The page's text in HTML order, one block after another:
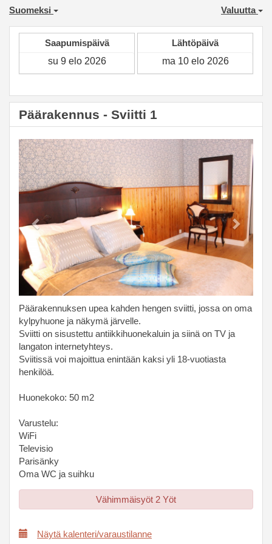
Suomeksi Valuutta
Saapumispäivä Lähtöpäivä
Päärakennus - Sviitti 1
Previous Next
Päärakennuksen upea kahden hengen sviitti, jossa on oma
kylpyhuone ja näkymä järvelle.
Sviitti on sisustettu antiikkihuonekaluin ja siinä on TV ja
langaton internetyhteys.
Sviitissä voi majoittua enintään kaksi yli 18-vuotiasta
henkilöä.
Huonekoko: 50 m2
Varustelu:
WiFi
Televisio
Parisänky
Oma WC ja suihku
Vähimmäisyöt 2 Yöt
Näytä kalenteri/varaustilanne